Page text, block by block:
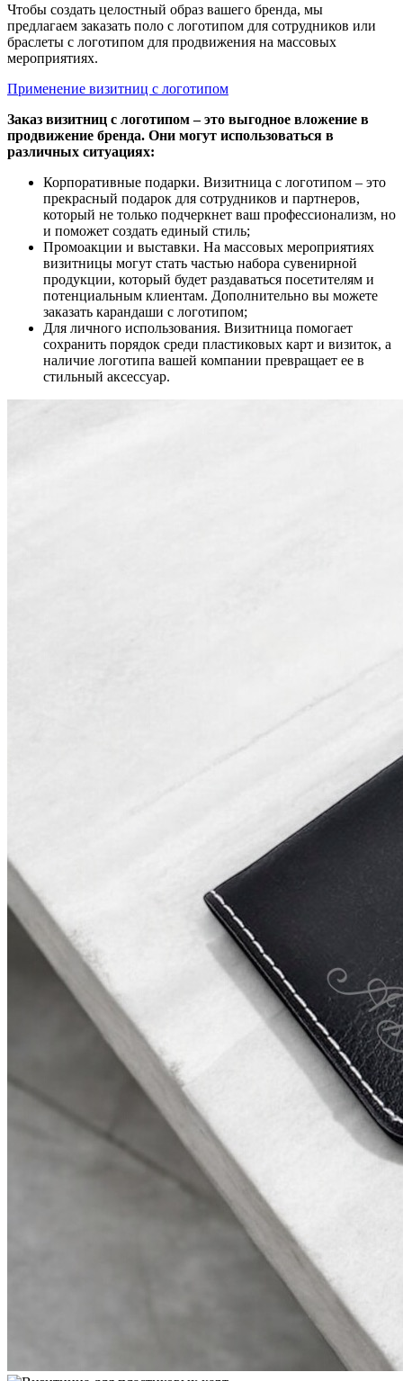
Чтобы создать целостный образ вашего бренда, мы
предлагаем заказать поло с логотипом для сотрудников или
браслеты с логотипом для продвижения на массовых
мероприятиях.
Применение визитниц с логотипом
Заказ визитниц с логотипом – это выгодное вложение в
продвижение бренда. Они могут использоваться в
различных ситуациях:
Корпоративные подарки. Визитница с логотипом – это
прекрасный подарок для сотрудников и партнеров,
который не только подчеркнет ваш профессионализм, но
и поможет создать единый стиль;
Промоакции и выставки. На массовых мероприятиях
визитницы могут стать частью набора сувенирной
продукции, который будет раздаваться посетителям и
потенциальным клиентам. Дополнительно вы можете
заказать карандаши с логотипом;
Для личного использования. Визитница помогает
сохранить порядок среди пластиковых карт и визиток, а
наличие логотипа вашей компании превращает ее в
стильный аксессуар.